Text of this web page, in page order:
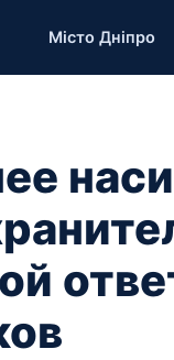
Місто Дніпро